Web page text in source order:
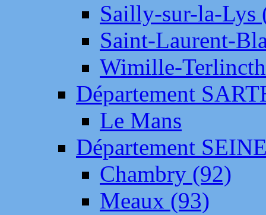
Sailly-sur-la-Lys
Saint-Laurent-
Wimille-
Département
Le Mans
Département
Chambry (92)
Meaux (93)